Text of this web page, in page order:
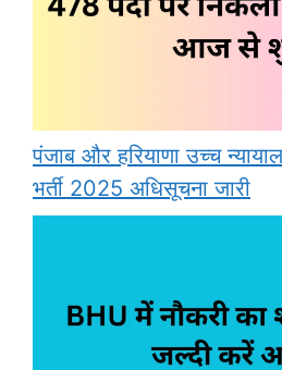
पंजाब और हरियाणा उच्च
भर्ती 2025 अधिसूचना जारी